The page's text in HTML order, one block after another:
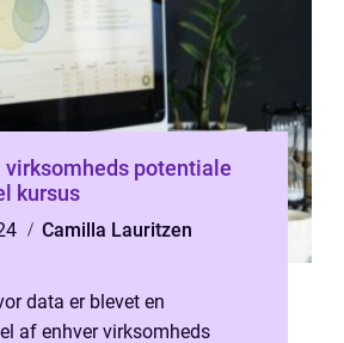
virksomheds potentiale
kursus
Camilla Lauritzen
data er blevet en
af enhver virksomheds